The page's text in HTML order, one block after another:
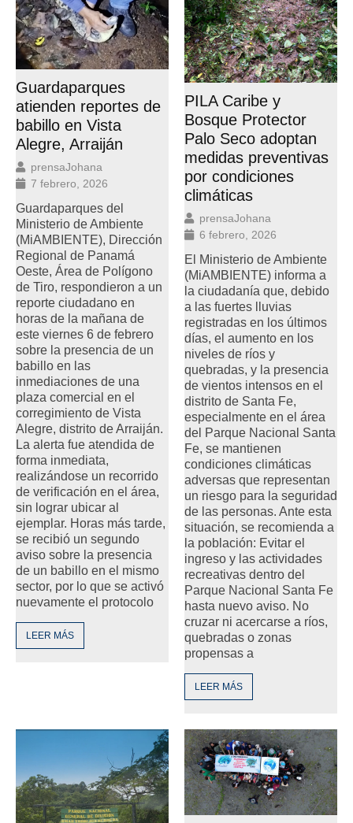
Guardaparques
atienden reportes de
babillo en Vista
Alegre, Arraiján
prensaJohana
7 febrero, 2026
Guardaparques del
Ministerio de Ambiente
(MiAMBIENTE), Dirección
Regional de Panamá
Oeste, Área de Polígono
de Tiro, respondieron a un
reporte ciudadano en
horas de la mañana de
este viernes 6 de febrero
sobre la presencia de un
babillo en las
inmediaciones de una
plaza comercial en el
corregimiento de Vista
Alegre, distrito de Arraiján.
La alerta fue atendida de
forma inmediata,
realizándose un recorrido
de verificación en el área,
sin lograr ubicar al
ejemplar. Horas más tarde,
se recibió un segundo
aviso sobre la presencia
de un babillo en el mismo
sector, por lo que se activó
nuevamente el protocolo
LEER MÁS
PILA Caribe y
Bosque Protector
Palo Seco adoptan
medidas preventivas
por condiciones
climáticas
prensaJohana
6 febrero, 2026
El Ministerio de Ambiente
(MiAMBIENTE) informa a
la ciudadanía que, debido
a las fuertes lluvias
registradas en los últimos
días, el aumento en los
niveles de ríos y
quebradas, y la presencia
de vientos intensos en el
distrito de Santa Fe,
especialmente en el área
del Parque Nacional Santa
Fe, se mantienen
condiciones climáticas
adversas que representan
un riesgo para la seguridad
de las personas. Ante esta
situación, se recomienda a
la población: Evitar el
ingreso y las actividades
recreativas dentro del
Parque Nacional Santa Fe
hasta nuevo aviso. No
cruzar ni acercarse a ríos,
quebradas o zonas
propensas a
LEER MÁS